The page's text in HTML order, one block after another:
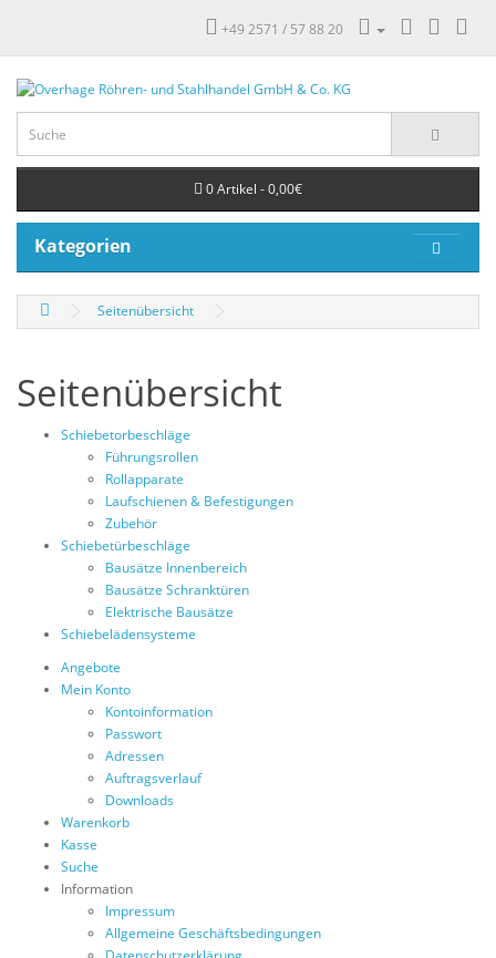
+49 2571 / 57 88 20
0 Artikel - 0,00€
Kategorien
Seitenübersicht
Seitenübersicht
Schiebetorbeschläge
Führungsrollen
Rollapparate
Laufschienen & Befestigungen
Zubehör
Schiebetürbeschläge
Bausätze Innenbereich
Bausätze Schranktüren
Elektrische Bausätze
Schiebelädensysteme
Angebote
Mein Konto
Kontoinformation
Passwort
Adressen
Auftragsverlauf
Downloads
Warenkorb
Kasse
Suche
Information
Impressum
Allgemeine Geschäftsbedingungen